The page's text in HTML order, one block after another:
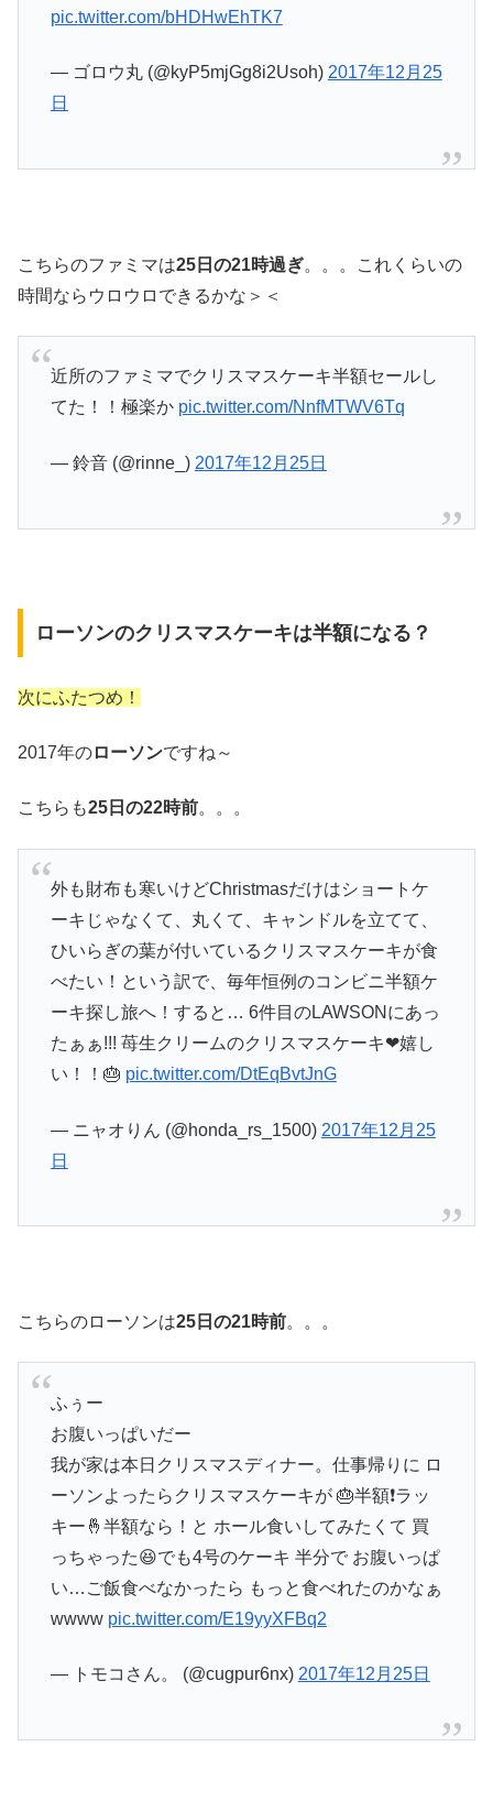
pic.twitter.com/bHDHwEhTK7
— ゴロウ丸 (@kyP5mjGg8i2Usoh) 2017年12月25
日
こちらのファミマは25日の21時過ぎ。。。これくらいの
時間ならウロウロできるかな＞＜
近所のファミマでクリスマスケーキ半額セールし
てた！！極楽か pic.twitter.com/NnfMTWV6Tq
— 鈴音 (@rinne_) 2017年12月25日
ローソンのクリスマスケーキは半額になる？
次にふたつめ！
2017年のローソンですね～
こちらも25日の22時前。。。
外も財布も寒いけどChristmasだけはショートケ
ーキじゃなくて、丸くて、キャンドルを立てて、
ひいらぎの葉が付いているクリスマスケーキが食
べたい！という訳で、毎年恒例のコンビニ半額ケ
ーキ探し旅へ！すると… 6件目のLAWSONにあっ
たぁぁ!!! 苺生クリームのクリスマスケーキ❤嬉し
い！！🎂 pic.twitter.com/DtEqBvtJnG
— ニャオりん (@honda_rs_1500) 2017年12月25
日
こちらのローソンは25日の21時前。。。
ふぅー
お腹いっぱいだー
我が家は本日クリスマスディナー。仕事帰りに ロ
ーソンよったらクリスマスケーキが 🎂半額❗️ラッ
キー🤞半額なら！と ホール食いしてみたくて 買
っちゃった😆でも4号のケーキ 半分で お腹いっぱ
い…ご飯食べなかったら もっと食べれたのかなぁ
wwww pic.twitter.com/E19yyXFBq2
— トモコさん。 (@cugpur6nx) 2017年12月25日